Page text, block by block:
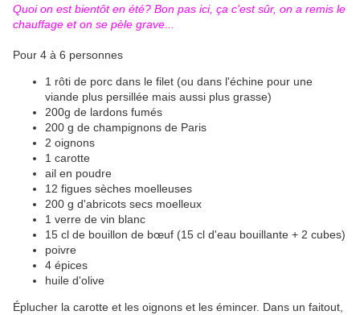
Quoi on est bientôt en été? Bon pas ici, ça c'est sûr, on a remis le
chauffage et on se pèle grave...
Pour 4 à 6 personnes
1 rôti de porc dans le filet (ou dans l'échine pour une
viande plus persillée mais aussi plus grasse)
200g de lardons fumés
200 g de champignons de Paris
2 oignons
1 carotte
ail en poudre
12 figues sèches moelleuses
200 g d'abricots secs moelleux
1 verre de vin blanc
15 cl de bouillon de bœuf (15 cl d'eau bouillante + 2 cubes)
poivre
4 épices
huile d'olive
Éplucher la carotte et les oignons et les émincer. Dans un faitout,